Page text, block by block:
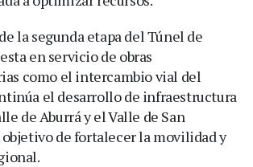
la segunda etapa del Túnel de
en servicio de obras
como el intercambio vial del
el desarrollo de infraestructura
de Aburrá y el Valle de San
de fortalecer la movilidad y